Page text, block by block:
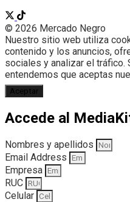
© 2026 Mercado Negro
Nuestro sitio web utiliza
contenido y los anuncios,
sociales y analizar el tráfico.
entendemos que aceptas
Aceptar
Accede al
Nombres y apellidos
Email Address
Empresa
RUC
Celular